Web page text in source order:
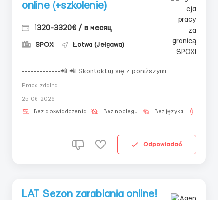
online (+szkolenie)
1320-3320€ / в месяц
SPOXI Łotwa (Jełgawa)
----------------------------------------------------------
-------------📲 📲 Skontaktuj się z poniższymi
-------------------------------------------- Wspieramy,
uczymy i potrafimy odkryć potencjał! K R ...
Praca zdalna
25-06-2026
Bez doświadczenia Bez noclegu Bez języka
Odpowiadać
LAT Sezon zarabiania online!